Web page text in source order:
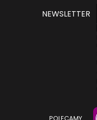
NEWSLETTER